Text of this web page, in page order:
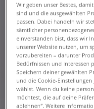
Wir geben unser Bestes,
sind und die ausgewählten
passen. Dabei handeln wir
sämtlicher
einverstanden bist, dass wir
unserer Website nutzen, um
vorzubereiten – darunter
Bedürfnissen und Interessen
Speichern deiner gewählten
und die Cookie-Einstellungen
wählst. Wenn du keine
möchtest, die auf deine
ablehnen“. Weitere